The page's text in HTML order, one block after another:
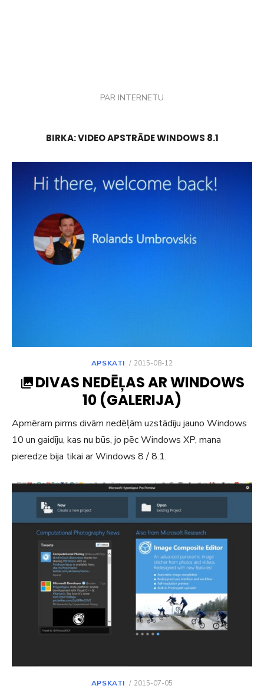
PAR INTERNETU
BIRKA:VIDEO APSTRĀDE WINDOWS 8.1
APSKATI
POSTED
2015-08-12
DIVAS NEDĒĻAS AR WINDOWS
10 (GALERIJA)
Apmēram pirms divām nedēļām uzstādīju jauno Windows
10 un gaidīju, kas nu būs, jo pēc Windows XP, mana
pieredze bija tikai ar Windows 8 / 8.1.
APSKATI
POSTED
2015-07-05